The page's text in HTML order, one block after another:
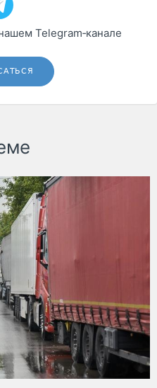
Telegram‑канале